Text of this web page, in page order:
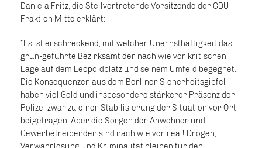
Daniela Fritz, die Stellvertretende Vorsitzende der CDU-
Fraktion Mitte erklärt:
“Es ist erschreckend, mit welcher Unernsthaftigkeit das
grün-geführte Bezirksamt der nach wie vor kritischen
Lage auf dem Leopoldplatz und seinem Umfeld begegnet.
Die Konsequenzen aus dem Berliner Sicherheitsgipfel
haben viel Geld und insbesondere stärkerer Präsenz der
Polizei zwar zu einer Stabilisierung der Situation vor Ort
beigetragen. Aber die Sorgen der Anwohner und
Gewerbetreibenden sind nach wie vor real! Drogen,